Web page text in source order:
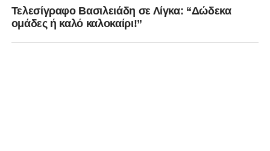
Τελεσίγραφο Βασιλειάδη σε Λίγκα: “Δώδεκα
ομάδες ή καλό καλοκαίρι!”